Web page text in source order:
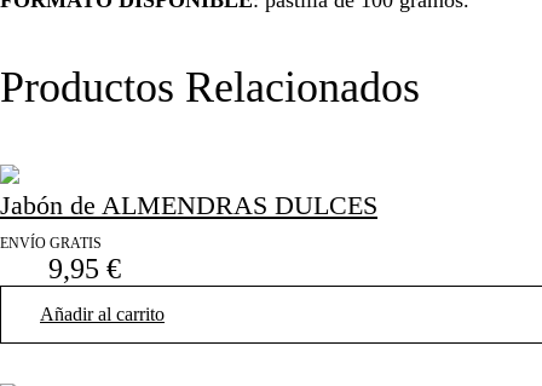
Productos Relacionados
Jabón de ALMENDRAS DULCES
ENVÍO GRATIS
9,95 €
Añadir al carrito